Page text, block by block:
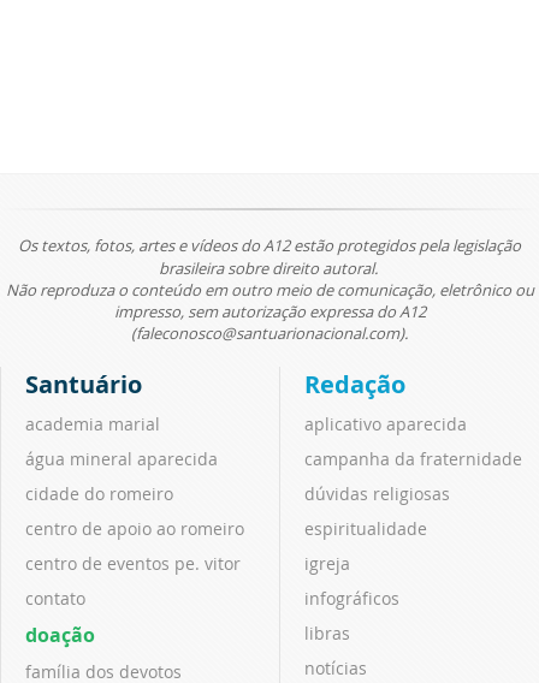
Os textos, fotos, artes e vídeos do A12 estão protegidos pela legislação
brasileira sobre direito autoral.
Não reproduza o conteúdo em outro meio de comunicação, eletrônico ou
impresso, sem autorização expressa do A12
(faleconosco@santuarionacional.com).
Santuário
academia marial
água mineral aparecida
cidade do romeiro
centro de apoio ao romeiro
centro de eventos pe. vitor
contato
doação
família dos devotos
Redação
aplicativo aparecida
campanha da fraternidade
dúvidas religiosas
espiritualidade
igreja
infográficos
libras
notícias